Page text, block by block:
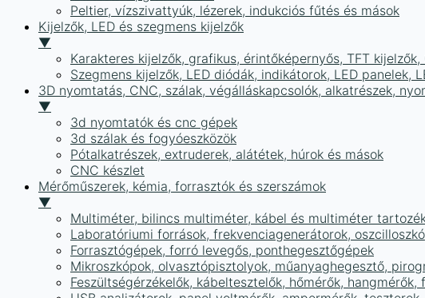
Peltier, vízszivattyúk, lézerek, indukciós fűtés és mások
Kijelzők, LED és szegmens kijelzők
▼
Karakteres kijelzők, grafikus, érintőképernyős, TFT kijelzők,
Szegmens kijelzők, LED diódák, indikátorok, LED panelek,
3D nyomtatás, CNC, szálak, végálláskapcsolók, alkatrészek,
▼
3d nyomtatók és cnc gépek
3d szálak és fogyóeszközök
Pótalkatrészek, extruderek, alátétek, húrok és mások
CNC készlet
Mérőműszerek, kémia, forrasztók és szerszámok
▼
Multiméter, bilincs multiméter, kábel és multiméter
Laboratóriumi források, frekvenciagenerátorok,
Forrasztógépek, forró levegős, ponthegesztőgépek
Mikroszkópok, olvasztópisztolyok, műanyaghegesztő,
Feszültségérzékelők, kábeltesztelők, hőmérők,